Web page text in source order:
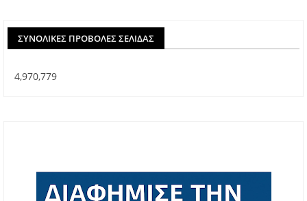
ΣΥΝΟΛΙΚΈΣ ΠΡΟΒΟΛΈΣ ΣΕΛΊΔΑΣ
4,970,779